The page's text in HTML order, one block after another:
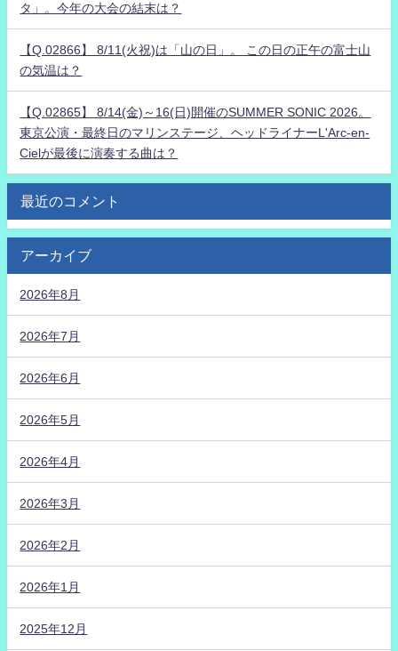
タ」。今年の大会の結末は？
【Q.02866】 8/11(火祝)は「山の日」。 この日の正午の富士山
の気温は？
【Q.02865】 8/14(金)～16(日)開催のSUMMER SONIC 2026。
東京公演・最終日のマリンステージ、ヘッドライナーL'Arc-en-
Cielが最後に演奏する曲は？
最近のコメント
アーカイブ
2026年8月
2026年7月
2026年6月
2026年5月
2026年4月
2026年3月
2026年2月
2026年1月
2025年12月